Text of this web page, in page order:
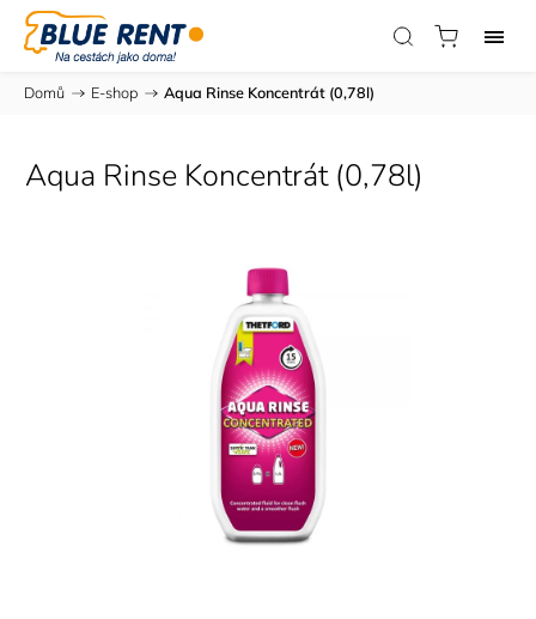
Domů / E-shop / Aqua Rinse Koncentrát (0,78l)
Aqua Rinse Koncentrát (0,78l)